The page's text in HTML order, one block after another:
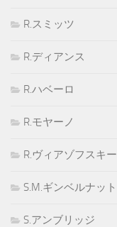
R.スミッツ
R.ディアンス
R.ハベーロ
R.モヤーノ
R.ヴィアゾフスキー
S.M.ギンベルナット
S.アンブリッジ